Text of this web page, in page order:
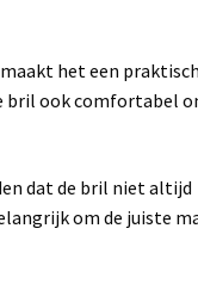
het een
bril ook comfortabel
dat de bril niet altijd
om de juiste